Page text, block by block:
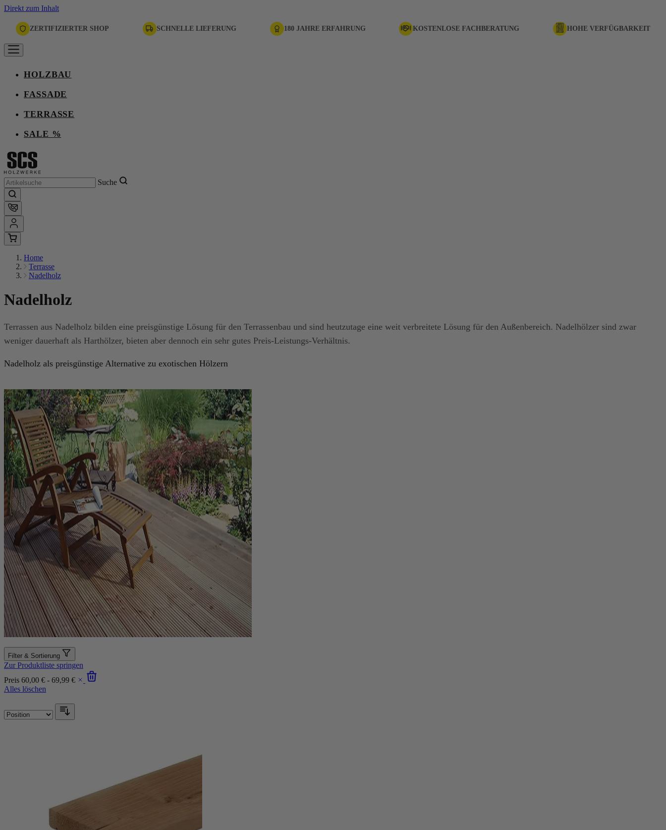
Direkt zum Inhalt
ZERTIFIZIERTER SHOP SCHNELLE LIEFERUNG 180 JAHRE ERFAHRUNG KOSTENLOSE FACHBERATUNG HOHE VERFÜGBARKEIT
HOLZBAU
FASSADE
TERRASSE
SALE %
Suche
Home
Terrasse
Nadelholz
Nadelholz
Terrassen aus Nadelholz bilden eine preisgünstige Lösung für den Terrassenbau und sind heutzutage eine weit verbreitete Lösung für den Außenbereich. Nadelhölzer sind zwar
weniger dauerhaft als Harthölzer, bieten aber dennoch ein sehr gutes Preis-Leistungs-Verhältnis.
Nadelholz als preisgünstige Alternative zu exotischen Hölzern
Filter & Sortierung
Zur Produktliste springen
Preis 60,00 € - 69,99 €
Alles löschen